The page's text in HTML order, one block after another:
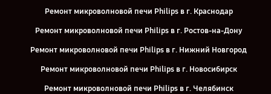
Ремонт микроволновой печи Philips в г. Краснодар
Ремонт микроволновой печи Philips в г. Ростов-на-Дону
Ремонт микроволновой печи Philips в г. Нижний Новгород
Ремонт микроволновой печи Philips в г. Новосибирск
Ремонт микроволновой печи Philips в г. Челябинск